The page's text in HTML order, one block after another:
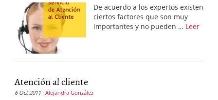
De acuerdo a los expertos existen
ciertos factores que son muy
importantes y no pueden … Leer
Atención al cliente
6 Oct 2011 Alejandra González